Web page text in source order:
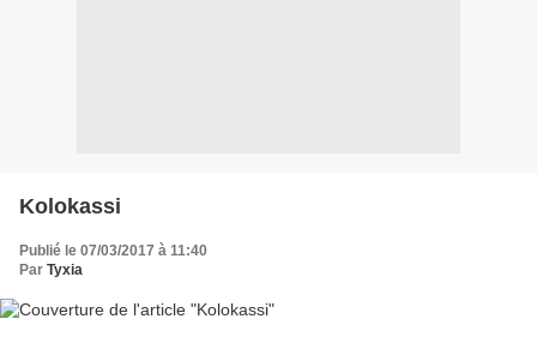
Kolokassi
Publié le 07/03/2017 à 11:40
Par Tyxia